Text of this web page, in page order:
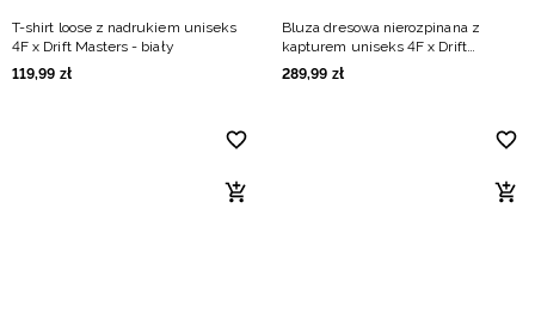
T-shirt loose z nadrukiem uniseks
4F x Drift Masters - biały
119,99 zł
Bluza dresowa nierozpinana z
kapturem uniseks 4F x Drift
Masters - czarna
289,99 zł